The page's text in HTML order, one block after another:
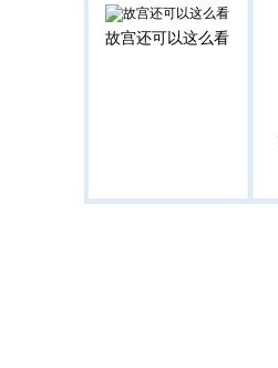
故宫还可以这么看